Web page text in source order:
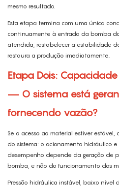
mesmo resultado.
Esta etapa termina com uma única
continuamente à entrada da bomba
atendida, restabelecer a estabilidade
restaura a produção imediatamente.
Etapa Dois:
— O sistema está
fornecendo vazão?
Se o acesso ao material estiver
do sistema: o acionamento hidráulico e
desempenho depende da geração de
bomba, e não do funcionamento dos
Pressão hidráulica instável, baixo nível